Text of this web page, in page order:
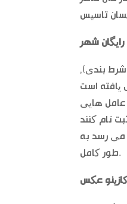
شهر
شرط بندی),
عامل هایی
می رسد به
طور کامل.
کازینو عکس